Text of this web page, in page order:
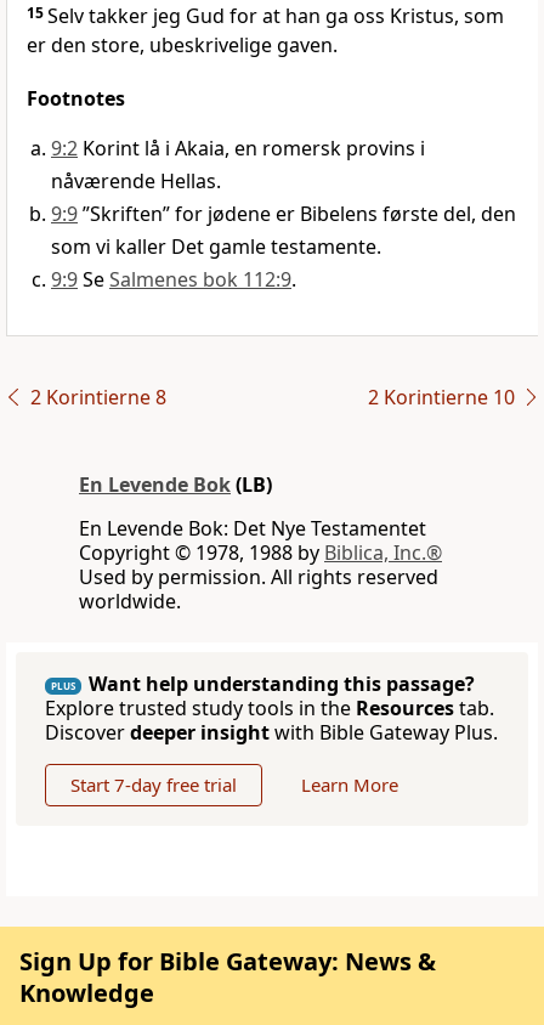
15Selv takker jeg Gud for at han ga oss Kristus, som
er den store, ubeskrivelige gaven.
Footnotes
9:2 Korint lå i Akaia, en romersk provins i
nåværende Hellas.
9:9”Skriften” for jødene er Bibelens første del, den
som vi kaller Det gamle testamente.
9:9SeSalmenes bok 112:9.
2 Korintierne 8 2 Korintierne 10
En Levende Bok(LB)
En Levende Bok: Det Nye Testamentet
Copyright © 1978, 1988 by Biblica, Inc.®
Used by permission. All rights reserved
worldwide.
PLUS
Want help understanding this passage?
Explore trusted study tools in the Resourcestab.
Discoverdeeper insightwith Bible Gateway Plus.
Start 7-day free trial Learn More
Sign Up for Bible Gateway: News &
Knowledge